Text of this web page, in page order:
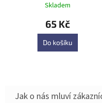
Skladem
65 Kč
Do košíku